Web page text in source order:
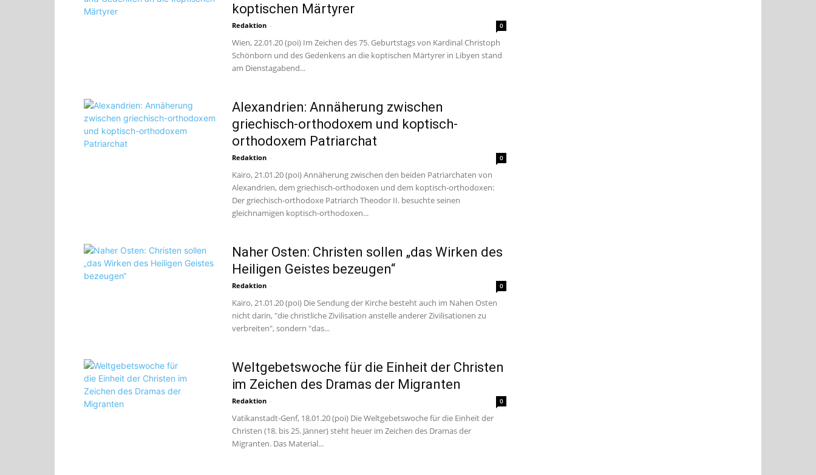
koptischen Märtyrer
Redaktion - 0
Wien, 22.01.20 (poi) Im Zeichen des 75. Geburtstags von Kardinal Christoph
Schönborn und des Gedenkens an die koptischen Märtyrer in Libyen stand
am Dienstagabend...
Alexandrien: Annäherung zwischen
griechisch-orthodoxem und koptisch-
orthodoxem Patriarchat
Redaktion - 0
Kairo, 21.01.20 (poi) Annäherung zwischen den beiden Patriarchaten von
Alexandrien, dem griechisch-orthodoxen und dem koptisch-orthodoxen:
Der griechisch-orthodoxe Patriarch Theodor II. besuchte seinen
gleichnamigen koptisch-orthodoxen...
Naher Osten: Christen sollen „das Wirken des
Heiligen Geistes bezeugen“
Redaktion - 0
Kairo, 21.01.20 (poi) Die Sendung der Kirche besteht auch im Nahen Osten
nicht darin, "die christliche Zivilisation anstelle anderer Zivilisationen zu
verbreiten", sondern "das...
Weltgebetswoche für die Einheit der Christen
im Zeichen des Dramas der Migranten
Redaktion - 0
Vatikanstadt-Genf, 18.01.20 (poi) Die Weltgebetswoche für die Einheit der
Christen (18. bis 25. Jänner) steht heuer im Zeichen des Dramas der
Migranten. Das Material...